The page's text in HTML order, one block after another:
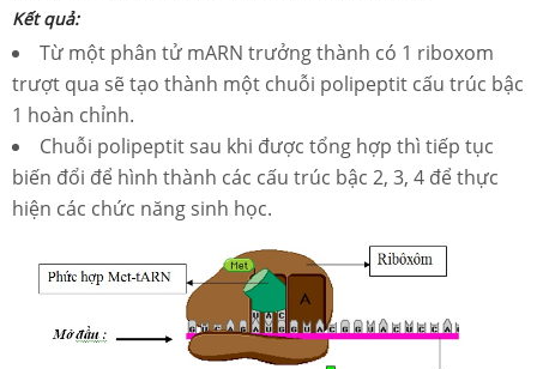
Kết quả:
Từ một phân tử mARN trưởng thành có 1 riboxom
trượt qua sẽ tạo thành một chuỗi polipeptit cấu trúc bậc
1 hoàn chỉnh.
Chuỗi polipeptit sau khi được tổng hợp thì tiếp tục
biến đổi để hình thành các cấu trúc bậc 2, 3, 4 để thực
hiện các chức năng sinh học.